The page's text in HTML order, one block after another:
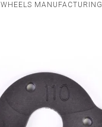
WHEELS MANUFACTURING